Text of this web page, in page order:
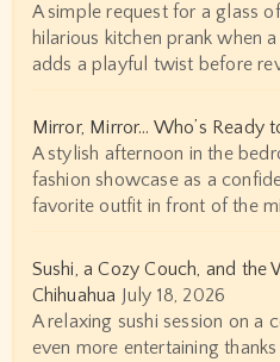
A simple request for a glass
hilarious kitchen prank when
adds a playful twist before
Mirror, Mirror… Who’s Ready
A stylish afternoon in the
fashion showcase as a
favorite outfit in front of the
Sushi, a Cozy Couch, and the
Chihuahua July 18, 2026
A relaxing sushi session on a
even more entertaining